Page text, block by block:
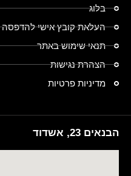
בלוג
העלאת קובץ אישי להדפסה
תנאי שימוש באתר
הצהרת נגישות
מדיניות פרטיות
הבנאים 23, אשדוד